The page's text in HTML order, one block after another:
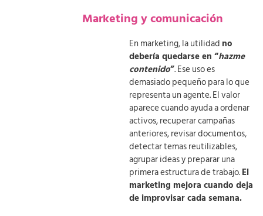
Marketing y comunicación
En marketing, la utilidad no
debería quedarse en “hazme
contenido”. Ese uso es
demasiado pequeño para lo que
representa un agente. El valor
aparece cuando ayuda a ordenar
activos, recuperar campañas
anteriores, revisar documentos,
detectar temas reutilizables,
agrupar ideas y preparar una
primera estructura de trabajo.El
marketing mejora cuando deja
de improvisar cada semana.